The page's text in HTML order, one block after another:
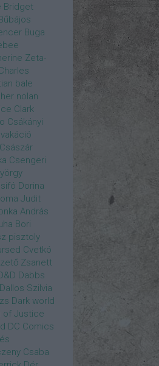
Bridget
Buga
Zeta-
bale
nolan
Clark
Csákányi
vakáció
Császár
Csengeri
Dorina
Judit
András
Bori
pisztoly
Cvetkó
Zsanett
Dabbs
Dallos Szilvia
Dark world
of Justice
DC Comics
Csaba